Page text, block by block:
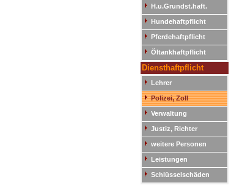
H.u.Grundst.haft.
Hundehaftpflicht
Pferdehaftpflicht
Öltankhaftpflicht
Diensthaftpflicht
Lehrer
Polizei, Zoll
Verwaltung
Justiz, Richter
weitere Personen
Leistungen
Schlüsselschäden